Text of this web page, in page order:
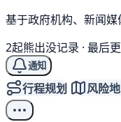
基于政府机构、新闻媒
2起熊出没记录 · 最后
通知
行程规划 风险